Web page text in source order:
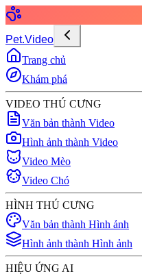
Pet.Video
Trang chủ
Khám phá
VIDEO THÚ CƯNG
Văn bản thành Video
Hình ảnh thành Video
Video Mèo
Video Chó
HÌNH THÚ CƯNG
Văn bản thành Hình ảnh
Hình ảnh thành Hình ảnh
HIỆU ỨNG AI